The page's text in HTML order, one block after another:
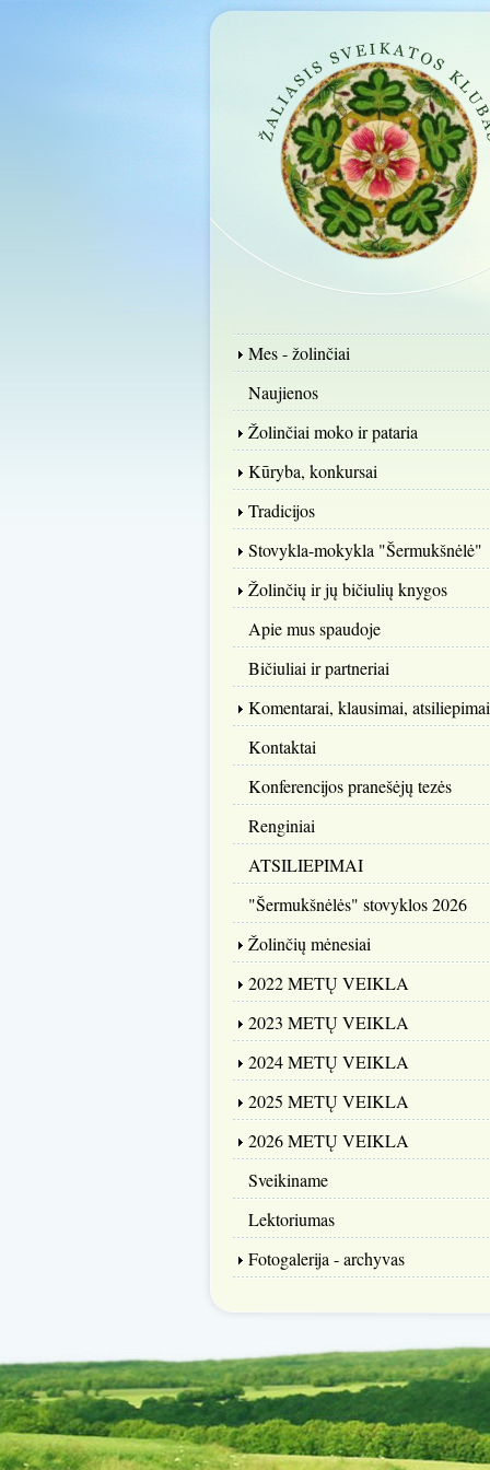
Mes - žolinčiai
Naujienos
Žolinčiai moko ir pataria
Kūryba, konkursai
Tradicijos
Stovykla-mokykla "Šermukšnėlė"
Žolinčių ir jų bičiulių knygos
Apie mus spaudoje
Bičiuliai ir partneriai
Komentarai, klausimai, atsiliepimai
Kontaktai
Konferencijos pranešėjų tezės
Renginiai
ATSILIEPIMAI
"Šermukšnėlės" stovyklos 2026
Žolinčių mėnesiai
2022 METŲ VEIKLA
2023 METŲ VEIKLA
2024 METŲ VEIKLA
2025 METŲ VEIKLA
2026 METŲ VEIKLA
Sveikiname
Lektoriumas
Fotogalerija - archyvas